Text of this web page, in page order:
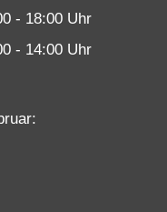
- 18:00 Uhr
- 14:00 Uhr